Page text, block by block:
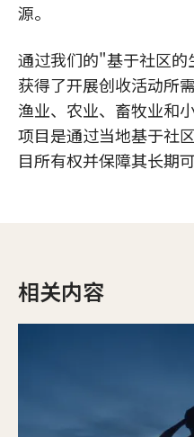
源。
通过我们的"基于社区
获得了开展创收活动所
渔业、农业、畜牧业和
项目是通过当地基于社
目所有权并保障其长期
相关内容